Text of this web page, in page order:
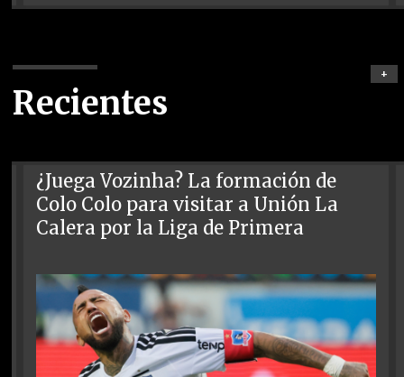
Recientes
+
¿Juega Vozinha? La formación de
Colo Colo para visitar a Unión La
Calera por la Liga de Primera